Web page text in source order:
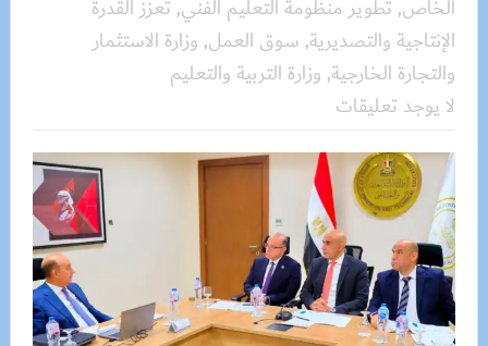
الخاص, تطوير منظومة التعليم الفني, تعزز القدرة
الإنتاجية والتصديرية, سوق العمل, وزارة الاستثمار
والتجارة الخارجية, وزارة التربية والتعليم
لا يوجد تعليقات